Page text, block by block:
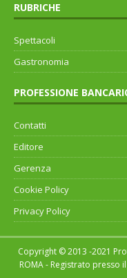
RUBRICHE
Spettacoli
Gastronomia
PROFESSIONE
Contatti
Editore
Gerenza
Cookie Policy
Privacy Policy
Copyright © 2013 -2021
ROMA - Registrato presso